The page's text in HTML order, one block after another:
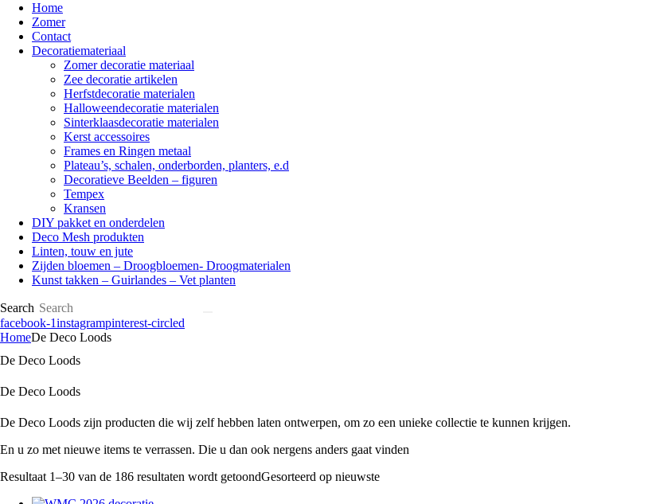
Home
Zomer
Contact
Decoratiemateriaal
Zomer decoratie materiaal
Zee decoratie artikelen
Herfstdecoratie materialen
Halloweendecoratie materialen
Sinterklaasdecoratie materialen
Kerst accessoires
Frames en Ringen metaal
Plateau’s, schalen, onderborden, planters, e.d
Decoratieve Beelden – figuren
Tempex
Kransen
DIY pakket en onderdelen
Deco Mesh produkten
Linten, touw en jute
Zijden bloemen – Droogbloemen- Droogmaterialen
Kunst takken – Guirlandes – Vet planten
Search
facebook-1instagrampinterest-circled
HomeDe Deco Loods
De Deco Loods
De Deco Loods
De Deco Loods zijn producten die wij zelf hebben laten ontwerpen, om zo een unieke collectie te kunnen krijgen.
En u zo met nieuwe items te verrassen. Die u dan ook nergens anders gaat vinden
Resultaat 1–30 van de 186 resultaten wordt getoondGesorteerd op nieuwste